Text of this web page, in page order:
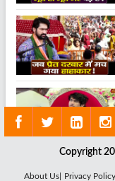
Copyright
About Us| Privacy Policy|